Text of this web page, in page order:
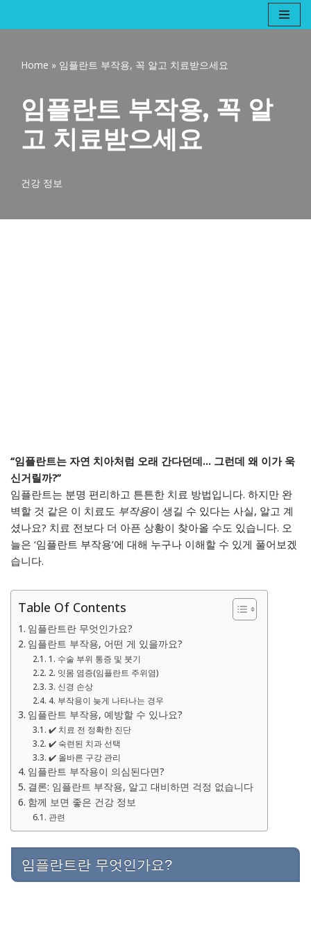
Home » 임플란트 부작용, 꼭 알고 치료받으세요
임플란트 부작용, 꼭 알
고 치료받으세요
건강 정보
“임플란트는 자연 치아처럼 오래 간다던데… 그런데 왜 이가 욱
신거릴까?”
임플란트는 분명 편리하고 튼튼한 치료 방법입니다. 하지만 완
벽할 것 같은 이 치료도 부작용이 생길 수 있다는 사실, 알고 계
셨나요? 치료 전보다 더 아픈 상황이 찾아올 수도 있습니다. 오
늘은 ‘임플란트 부작용’에 대해 누구나 이해할 수 있게 풀어보겠
습니다.
Table Of Contents
임플란트란 무엇인가요?
임플란트 부작용, 어떤 게 있을까요?
1. 수술 부위 통증 및 붓기
2. 잇몸 염증(임플란트 주위염)
3. 신경 손상
4. 부작용이 늦게 나타나는 경우
임플란트 부작용, 예방할 수 있나요?
✔️ 치료 전 정확한 진단
✔️ 숙련된 치과 선택
✔️ 올바른 구강 관리
임플란트 부작용이 의심된다면?
결론: 임플란트 부작용, 알고 대비하면 걱정 없습니다
함께 보면 좋은 건강 정보
관련
임플란트란 무엇인가요?